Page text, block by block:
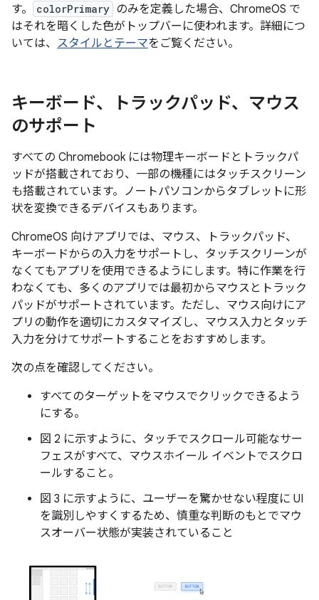
す。
colorPrimary のみを定義した場合、ChromeOS で
はそれを暗くした色がトップバーに使われます。詳細につ
いては、 スタイルとテーマをご覧ください。
キーボード、トラックパッド、マウス
のサポート
すべての Chromebook には物理キーボードとトラックパ
ッドが搭載されており、一部の機種にはタッチスクリーン
も搭載されています。ノートパソコンからタブレットに形
状を変換できるデバイスもあります。
ChromeOS 向けアプリでは、マウス、トラックパッド、
キーボードからの入力をサポートし、タッチスクリーンが
なくてもアプリを使用できるようにします。特に作業を行
わなくても、多くのアプリでは最初からマウスとトラック
パッドがサポートされています。ただし、マウス向けにア
プリの動作を適切にカスタマイズし、マウス入力とタッチ
入力を分けてサポートすることをおすすめします。
次の点を確認してください。
すべてのターゲットをマウスでクリックできるよう
にする。
図 2 に示すように、タッチでスクロール可能なサー
フェスがすべて、マウスホイール イベントでスクロ
ールすること。
図 3 に示すように、ユーザーを驚かせない程度に UI
を識別しやすくするため、慎重な判断のもとでマウ
スオーバー状態が実装されていること